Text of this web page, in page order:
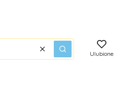
WyczyśćSzukaj Ulubione